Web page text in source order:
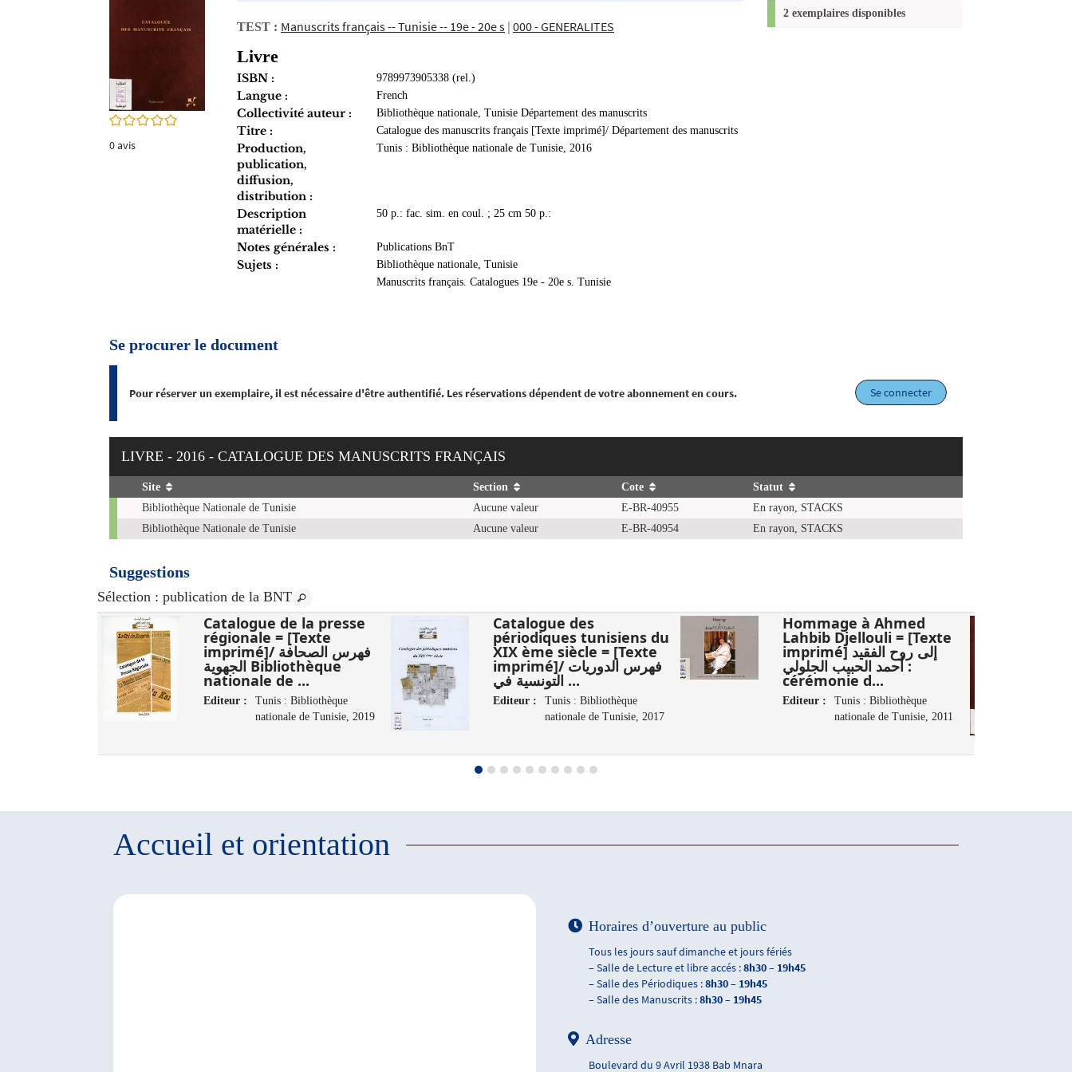
0/5
0avis
TEST : Manuscrits français -- Tunisie -- 19e - 20e s | 000 - GENERALITES
Livre
ISBN : 9789973905338 (rel.)
Langue : French
Collectivité auteur : Bibliothèque nationale, Tunisie Département des manuscrits
Titre : Catalogue des manuscrits français [Texte imprimé]/ Département des manuscrits
Production,
publication,
diffusion,
distribution :
Tunis : Bibliothèque nationale de Tunisie, 2016
Description
matérielle :
50 p.: fac. sim. en coul. ; 25 cm 50 p.:
Notes générales : Publications BnT
Sujets :
Bibliothèque nationale, Tunisie
Manuscrits français. Catalogues 19e - 20e s. Tunisie
2 exemplaires disponibles
Se procurer le document
Pour réserver un exemplaire, il est nécessaire d'être authentifié. Les réservations dépendent de votre abonnement en cours. Se connecter
LIVRE - 2016 - CATALOGUE DES MANUSCRITS FRANÇAIS
Exemplaires
Site Section Cote
Statut
Bibliothèque Nationale de Tunisie
Aucune valeur E-BR-40955
En rayon, STACKS
Bibliothèque Nationale de Tunisie
Aucune valeur E-BR-40954 En rayon, STACKS
Suggestions
Sélection : publication de la BNT
Catalogue de la presse
régionale = [Texte
imprimé]/ فهرس الصحافة
الجهوية Bibliothèque
nationale de ...
Editeur :
Tunis : Bibliothèque
nationale de Tunisie, 2019
Catalogue des
périodiques tunisiens du
XIX ème siècle = [Texte
imprimé]/ فهرس الدوريات
التونسية في ...
Editeur :
Tunis : Bibliothèque
nationale de Tunisie, 2017
Hommage à Ahmed
Lahbib Djellouli = [Texte
imprimé] إلى روح الفقيد
أحمد الحبيب الجلولي :
cérémonie d...
Editeur :
Tunis : Bibliothèque
nationale de Tunisie, 2011
Accueil et orientation
Horaires d’ouverture au public
Tous les jours sauf dimanche et jours fériés
– Salle de Lecture et libre accés :8h30 – 19h45
– Salle des Périodiques :8h30 – 19h45
– Salle des Manuscrits :8h30 – 19h45
Adresse
Boulevard du 9 Avril 1938 Bab Mnara